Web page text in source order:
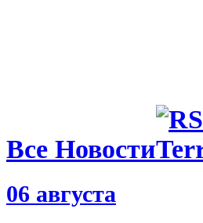
Все Новости
06 августа